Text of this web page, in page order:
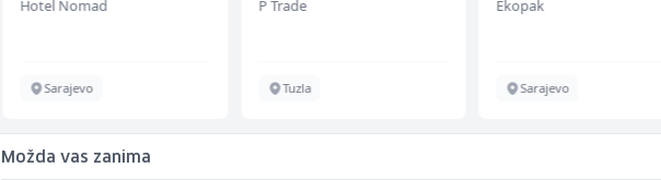
P Trade
Tuzla
Ekopak
Sarajevo
Slatko i Slano
Više lokacija
Možda vas zanima